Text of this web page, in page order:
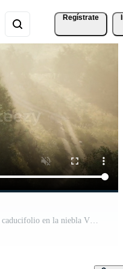
Regístrate
camino de tierra a través del bosque caducifolio en la niebla Vídeo Pro